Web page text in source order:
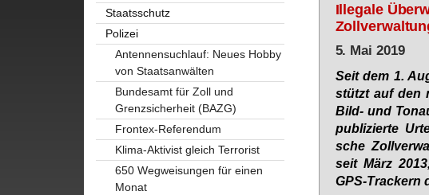
Illegale
5. Mai 2019
Seit dem 1.
stützt auf den
Bild- und
pu­bli­zier­te
sche
seit März
GPS-Tra­ckern
Staatsschutz
Polizei
Antennensuchlauf: Neues Hobby
von Staatsanwälten
Bundesamt für Zoll und
Grenzsicherheit (BAZG)
Frontex-Referendum
Klima-Aktivist gleich Terrorist
650 Wegweisungen für einen
Monat